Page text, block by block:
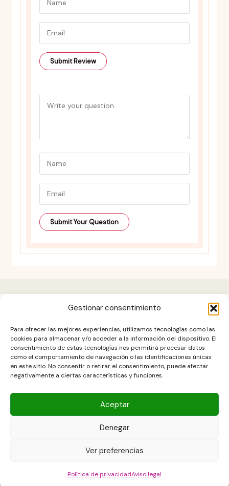
Gestionar consentimiento
Para ofrecer las mejores experiencias, utilizamos tecnologías como las
cookies para almacenar y/o acceder a la información del dispositivo. El
consentimiento de estas tecnologías nos permitirá procesar datos
como el comportamiento de navegación o las identificaciones únicas
en este sitio. No consentir o retirar el consentimiento, puede afectar
negativamente a ciertas características y funciones.
Aceptar
Denegar
Ver preferencias
Política de privacidadAviso legal
Aviso legal
Contacto
DESCARGO DE RESPONSABILIDAD
Política de cookies (UE)
POLÍTICA DE PRIVACIDAD
Copyright © 2026 Las Recetas Caseras de Isa. Powered by Las